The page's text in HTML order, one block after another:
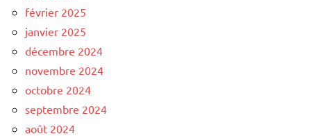
février 2025
janvier 2025
décembre 2024
novembre 2024
octobre 2024
septembre 2024
août 2024